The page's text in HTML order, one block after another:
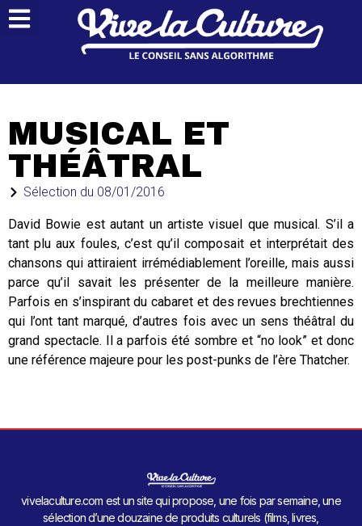
MUSICAL ET
THÉÂTRAL
Sélection du 08/01/2016
David Bowie est autant un artiste visuel que musical. S’il a
tant plu aux foules, c’est qu’il composait et interprétait des
chansons qui attiraient irrémédiablement l’oreille, mais aussi
parce qu’il savait les présenter de la meilleure manière.
Parfois en s’inspirant du cabaret et des revues brechtiennes
qui l’ont tant marqué, d’autres fois avec un sens théâtral du
grand spectacle. Il a parfois été sombre et “no look” et donc
une référence majeure pour les post-punks de l’ère Thatcher.
vivelaculture.com est un site qui propose, une fois par semaine, une
sélection d’une douzaine de produits culturels (films, livres,